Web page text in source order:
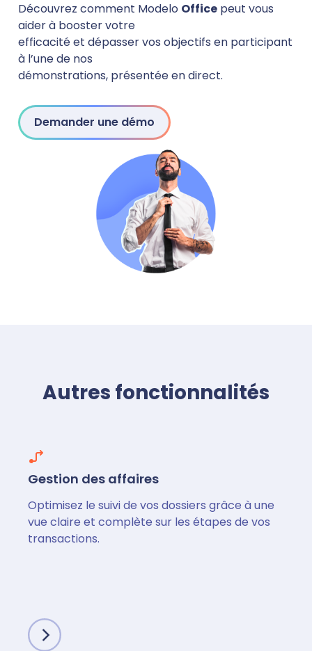
Découvrez comment Modelo Office peut vous
aider à booster votre
efficacité et dépasser vos objectifs en participant
à l’une de nos
démonstrations, présentée en direct.
Demander une démo
Autres fonctionnalités
Gestion des affaires
Optimisez le suivi de vos dossiers grâce à une
vue claire et complète sur les étapes de vos
transactions.